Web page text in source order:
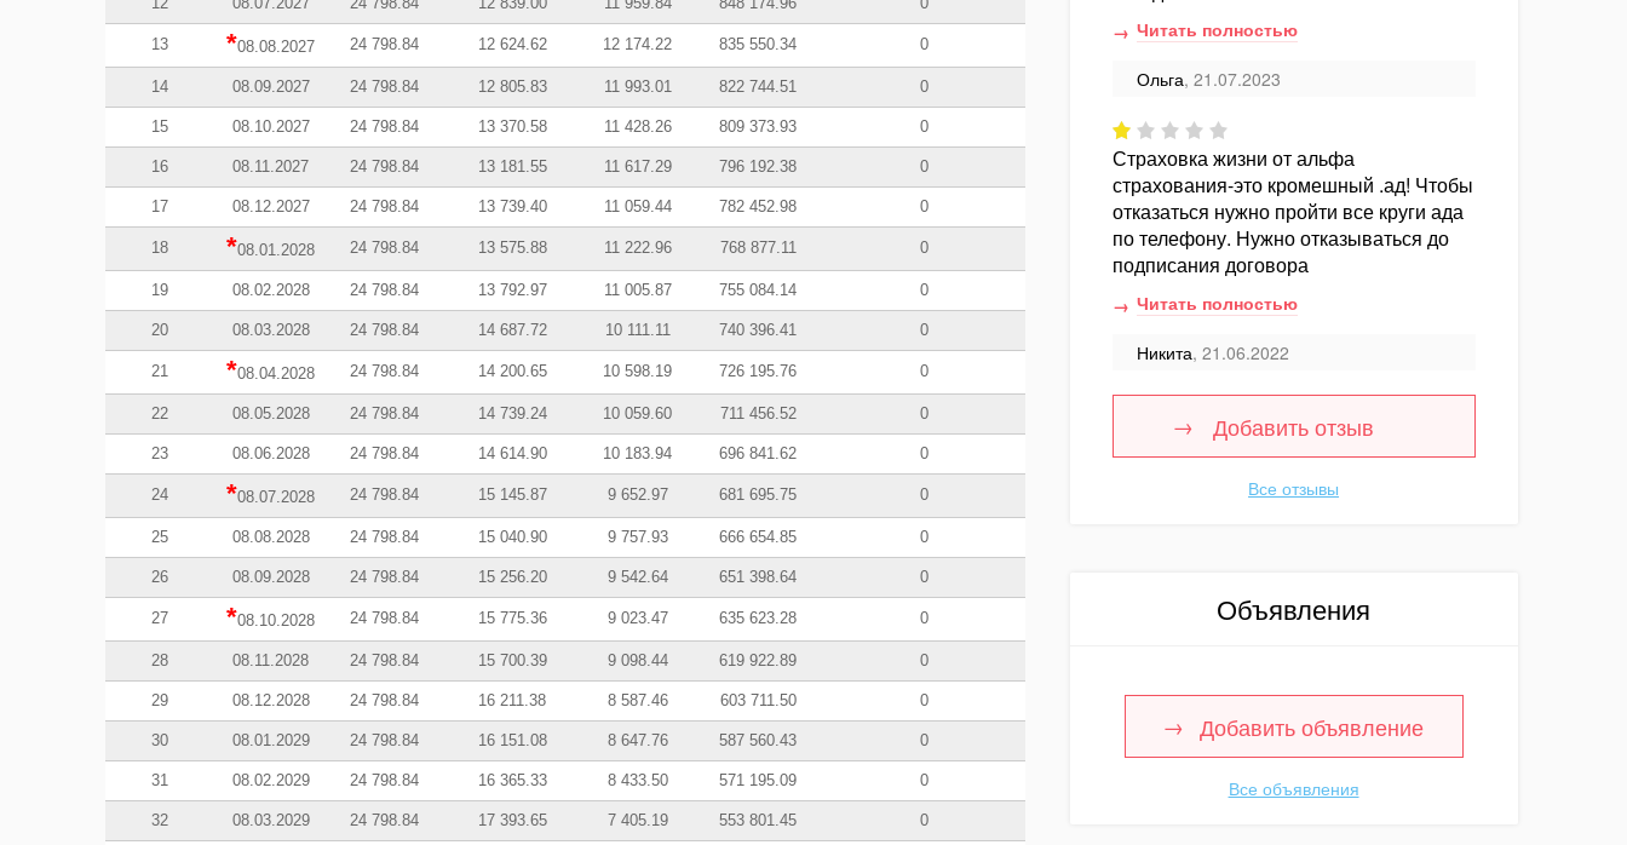
13 *08.08.2027 24 798.84 12 624.62 12 174.22 835 550.34 0
14 08.09.2027 24 798.84 12 805.83 11 993.01 822 744.51 0
15 08.10.2027 24 798.84 13 370.58 11 428.26 809 373.93 0
16 08.11.2027 24 798.84 13 181.55 11 617.29 796 192.38 0
17 08.12.2027 24 798.84 13 739.40 11 059.44 782 452.98 0
18 *08.01.2028 24 798.84 13 575.88 11 222.96 768 877.11 0
19 08.02.2028 24 798.84 13 792.97 11 005.87 755 084.14 0
20 08.03.2028 24 798.84 14 687.72 10 111.11 740 396.41 0
21 *08.04.2028 24 798.84 14 200.65 10 598.19 726 195.76 0
22 08.05.2028 24 798.84 14 739.24 10 059.60 711 456.52 0
23 08.06.2028 24 798.84 14 614.90 10 183.94 696 841.62 0
24 *08.07.2028 24 798.84 15 145.87 9 652.97 681 695.75 0
25 08.08.2028 24 798.84 15 040.90 9 757.93 666 654.85 0
26 08.09.2028 24 798.84 15 256.20 9 542.64 651 398.64 0
27 *08.10.2028 24 798.84 15 775.36 9 023.47 635 623.28 0
28 08.11.2028 24 798.84 15 700.39 9 098.44 619 922.89 0
29 08.12.2028 24 798.84 16 211.38 8 587.46 603 711.50 0
30 08.01.2029 24 798.84 16 151.08 8 647.76 587 560.43 0
31 08.02.2029 24 798.84 16 365.33 8 433.50 571 195.09 0
32 08.03.2029 24 798.84 17 393.65 7 405.19 553 801.45 0
Читать полностью
Ольга, 21.07.2023
Страховка жизни от альфа
страхования-это кромешный .ад! Чтобы
отказаться нужно пройти все круги ада
по телефону. Нужно отказываться до
подписания договора
Читать полностью
Никита, 21.06.2022
Добавить отзыв
Все отзывы
Объявления
Добавить объявление
Все объявления